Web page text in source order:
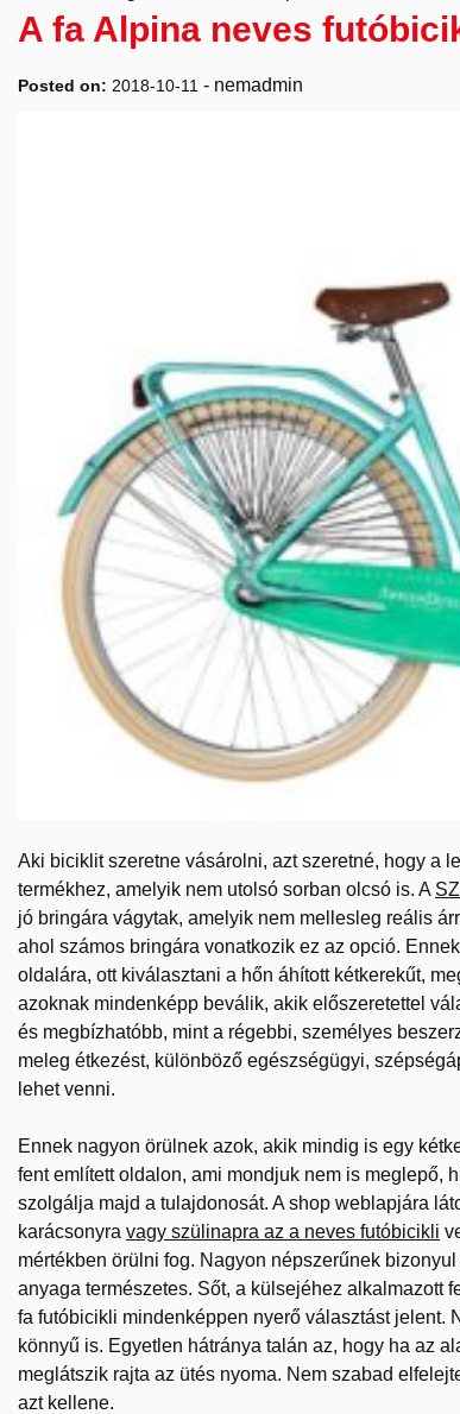
A fa Alpina neves
Posted on: 2018-10-11 - nemadmin
Aki biciklit szeretne vásárolni, azt szeretné, hogy a
termékhez, amelyik nem utolsó sorban olcsó is. A
jó bringára vágytak, amelyik nem mellesleg reális
ahol számos bringára vonatkozik ez az opció.
oldalára, ott kiválasztani a hőn áhított kétkerekűt,
azoknak mindenképp beválik, akik előszeretettel
és megbízhatóbb, mint a régebbi, személyes
meleg étkezést, különböző egészségügyi,
lehet venni.
Ennek nagyon örülnek azok, akik mindig is egy
fent említett oldalon, ami mondjuk nem is meglepő,
szolgálja majd a tulajdonosát. A shop weblapjára
karácsonyra vagy szülinapra az a neves futóbicikli
mértékben örülni fog. Nagyon népszerűnek
anyaga természetes. Sőt, a külsejéhez alkalmazott
fa futóbicikli mindenképpen nyerő választást jelent.
könnyű is. Egyetlen hátránya talán az, hogy ha az
meglátszik rajta az ütés nyoma. Nem szabad
azt kellene.